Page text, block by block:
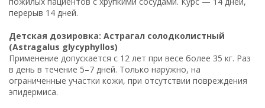
перерыв 14 дней.
Детская дозировка: Астрагал солодколистный
(Astragalus glycyphyllos)
Применение допускается с 12 лет при весе более 35 кг. Раз
в день в течение 5–7 дней. Только наружно, на
ограниченные участки кожи, при отсутствии повреждения
эпидермиса.